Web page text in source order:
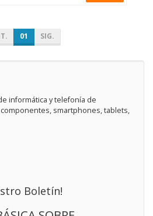
01 SIG.
informática y telefonía de
smartphones, tablets,
Boletín!